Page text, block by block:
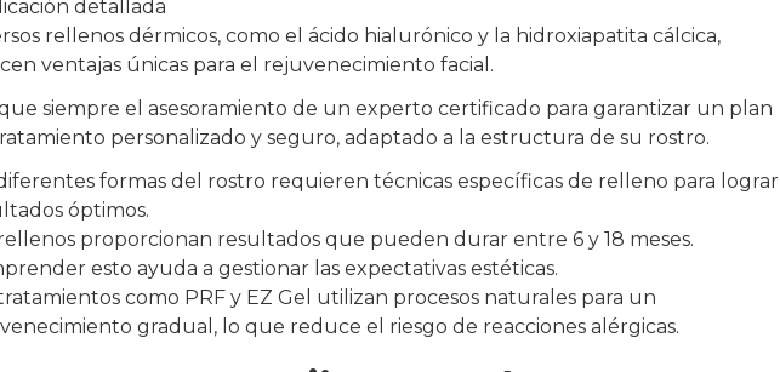
detallada
rellenos dérmicos, como el ácido hialurónico y la hidroxiapatita cálcica,
ventajas únicas para el rejuvenecimiento facial.
siempre el asesoramiento de un experto certificado para garantizar un plan
personalizado y seguro, adaptado a la estructura de su rostro.
formas del rostro requieren técnicas específicas de relleno para lograr
óptimos.
proporcionan resultados que pueden durar entre 6 y 18 meses.
esto ayuda a gestionar las expectativas estéticas.
como PRF y EZ Gel utilizan procesos naturales para un
gradual, lo que reduce el riesgo de reacciones alérgicas.